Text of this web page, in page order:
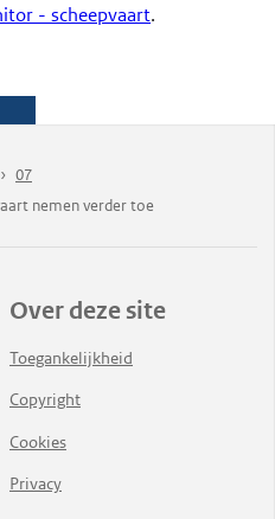
- scheepvaart.
07
nemen verder toe
Over deze site
Toegankelijkheid
Copyright
Cookies
Privacy